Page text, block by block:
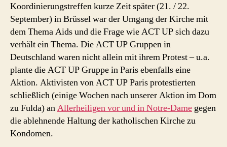
Koordinierungstreffen kurze Zeit später (21. / 22.
September) in Brüssel war der Umgang der Kirche mit
dem Thema Aids und die Frage wie ACT UP sich dazu
verhält ein Thema. Die ACT UP Gruppen in
Deutschland waren nicht allein mit ihrem Protest – u.a.
plante die ACT UP Gruppe in Paris ebenfalls eine
Aktion. Aktivisten von ACT UP Paris protestierten
schließlich (einige Wochen nach unserer Aktion im Dom
zu Fulda) anAllerheiligen vor und in Notre-Dame gegen
die ablehnende Haltung der katholischen Kirche zu
Kondomen.